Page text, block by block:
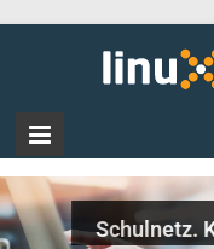
Schulnetz.